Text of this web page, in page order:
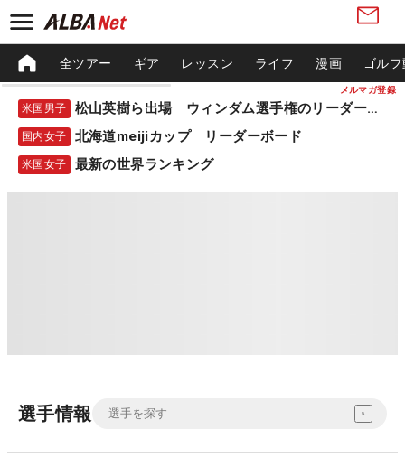
メルマガ登録
全ツアー ギア レッスン ライフ 漫画 ゴル
米国男子 松山英樹ら出場 ウィンダム選手権のリーダーボード
国内女子 北海道meijiカップ リーダーボード
米国女子 最新の世界ランキング
選手情報